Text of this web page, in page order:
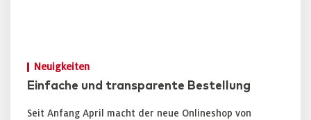
Neuigkeiten
Einfache und transparente Bestellung
Seit Anfang April macht der neue Onlineshop von